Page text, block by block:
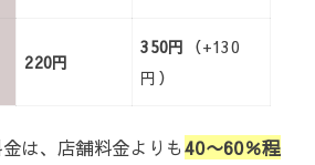
220円
350円 （+130
円）
は、店舗料金よりも40〜60％程